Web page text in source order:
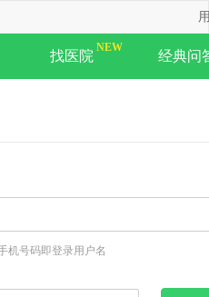
找医院 经典问
机号码即登录用户名